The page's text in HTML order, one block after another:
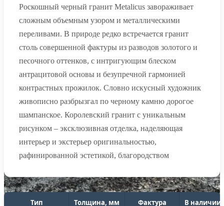
Роскошный черный гранит Metalicus завораживает
сложным объемным узором и металлическими
переливами. В природе редко встречается гранит
столь совершенной фактуры из разводов золотого и
песочного оттенков, с интригующим блеском
антрацитовой основы и безупречной гармонией
контрастных прожилок. Словно искусный художник
живописно разбрызгал по черному камню дорогое
шампанское. Королевский гранит с уникальным
рисунком – эксклюзивная отделка, наделяющая
интерьер и экстерьер оригинальностью,
рафинированной эстетикой, благородством
Тип Толщина, мм Фактура В